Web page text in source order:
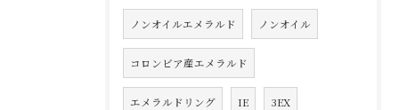
ノンオイルエメラルド ノンオイル
コロンビア産エメラルド
エメラルドリング IE 3EX